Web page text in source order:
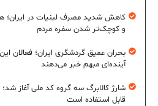
کاهش شدید مصرف لبنیات در ایران؛
و کوچک‌تر شدن سفره مردم
بحران عمیق گردشگری ایران؛ فعالان
آینده‌ای مبهم خبر می‌دهند
شارژ کالابرگ سه گروه کد ملی آغاز
قابل استفاده است